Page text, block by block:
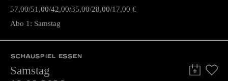
57,00 51,00 42,00 35,00 28,00 17,00 €
Abo 1: Samstag
SCHAUSPIEL ESSEN
Samstag